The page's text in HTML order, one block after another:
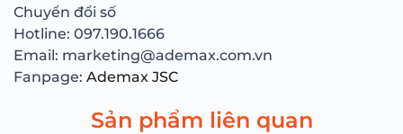
Chuyển đổi số
Hotline: 097.190.1666
Email: marketing@ademax.com.vn
Fanpage: Ademax JSC
Sản phẩm liên quan